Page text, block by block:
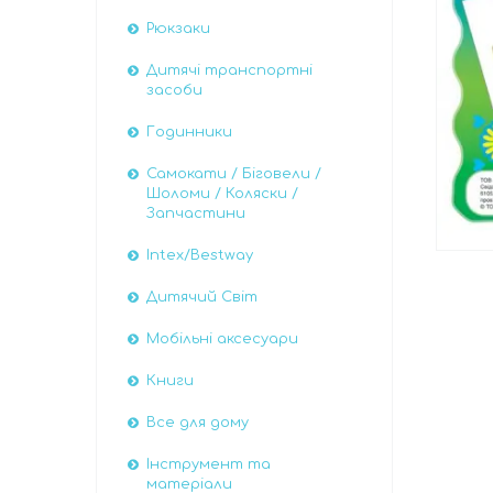
Рюкзаки
Дитячі транспортні
засоби
Годинники
Самокати / Біговели /
Шоломи / Коляски /
Запчастини
Intex/Bestway
Дитячий Світ
Мобільні аксесуари
Книги
Все для дому
Інструмент та
матеріали